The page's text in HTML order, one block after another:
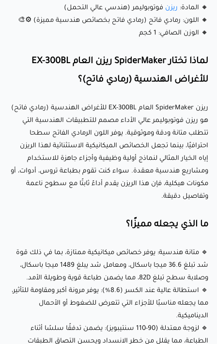
باسكال، وصلابة سطح تبلغ 82D، مما يضمن طباعة قوية وطويلة
الأمد.
🔹 لزوجة معتدلة (90-110 سنتيبويز): يضمن تدفقًا سلسًا أثناء
لتحقيق نتائج مثالية.
🔹 تطبيقات متعددة الاستخدامات: مثالي لكل من الطباعة
الوظيفية والهندسية، من المكونات الميكانيكية إلى النماذج الأولية
المعقدة.
🔹 سطح احترافي: اللون الرمادي الفاتح والملمس غير اللامع
🖨️ التوافق مع الطابعات: طابعات LCD ثلاثية الأبعاد
🌡️ وقت التعرض (الطبقة الأساسية): 10-15 ثانية
⏱️ وقت التعرض (الطبقات العادية): 2-4 ثوانٍ
💡 الطول الموجي: 405 نانومتر
💧 ارتفاع الطبقة: 25-100 ميكرون (موصى به لتحقيق التفاصيل
🔸 المادة: ريزن فوتوبوليمر (هندسي عالي التحمل)
🔸 اللون: رمادي فاتح (رمادي فاتح بخصائص هندسية مميزة) ⚙️🎨
🔸 الوزن الصافي: 1 كجم
لماذا تختار SpiderMaker ريزن العام EX-300BL
للأغراض الهندسية (رمادي فاتح)؟
ريزن SpiderMaker العام EX-300BL للأغراض الهندسية (رمادي فاتح)
هو ريزن فوتوبوليمر عالي الأداء مصمم للتطبيقات الهندسية التي
تتطلب متانة ودقة وموثوقية. يوفر اللون الرمادي الفاتح سطحا
احترافيًا، بينما تجعل الخصائص الميكانيكية الاستثنائية لهذا الريزن
إياه الخيار المثالي لنماذج أولية وظيفية وأجزاء جاهزة للاستخدام
ومشاريع هندسية معقدة. سواء كنت تقوم بطباعة تروس، أدوات، أو
مكونات هيكلية، فإن هذا الريزن يقدم أداءً ثابتًا مع سطوح ناعمة
وتفاصيل دقيقة.
ما الذي يجعله مميزًا؟
🔹 متانة هندسية: يوفر خصائص ميكانيكية ممتازة، بما في ذلك قوة
شد تبلغ 36.6 ميجا باسكال، ومعامل شد يبلغ 1489 ميجا باسكال،
وصلابة سطح تبلغ 82D، مما يضمن طباعة قوية وطويلة الأمد.
🔹 استطالة عالية عند الكسر (8.6%): يوفر مرونة أكبر ومقاومة للتأثير،
مما يجعله مناسبًا للأجزاء التي تتعرض للضغوط أو الأحمال
الديناميكية.
🔹 لزوجة معتدلة (90-110 سنتيبويز): يضمن تدفقًا سلسًا أثناء
الطباعة، مما يقلل من خطر الانسداد ويحسن التصاق الطبقات